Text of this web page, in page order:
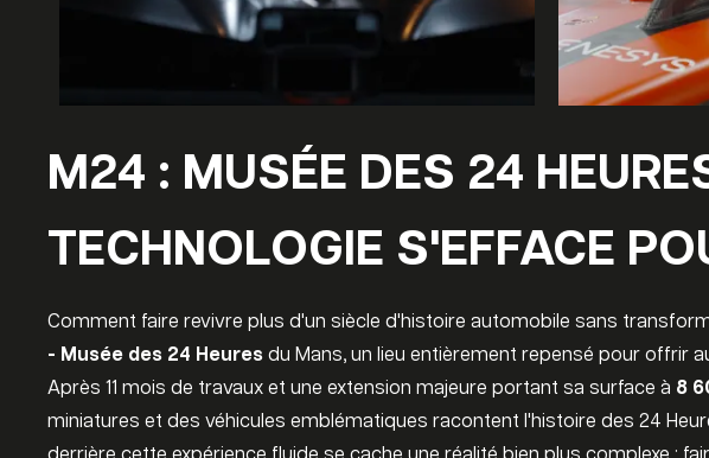
M24 : MUSÉE DES 24
TECHNOLOGIE S'EFFACE
Comment faire revivre plus d'un siècle d'histoire automobile sans
- Musée des 24 Heures du Mans, un lieu entièrement repensé pour offrir
Après 11 mois de travaux et une extension majeure portant sa surface à 8
miniatures et des véhicules emblématiques racontent l'histoire des 24